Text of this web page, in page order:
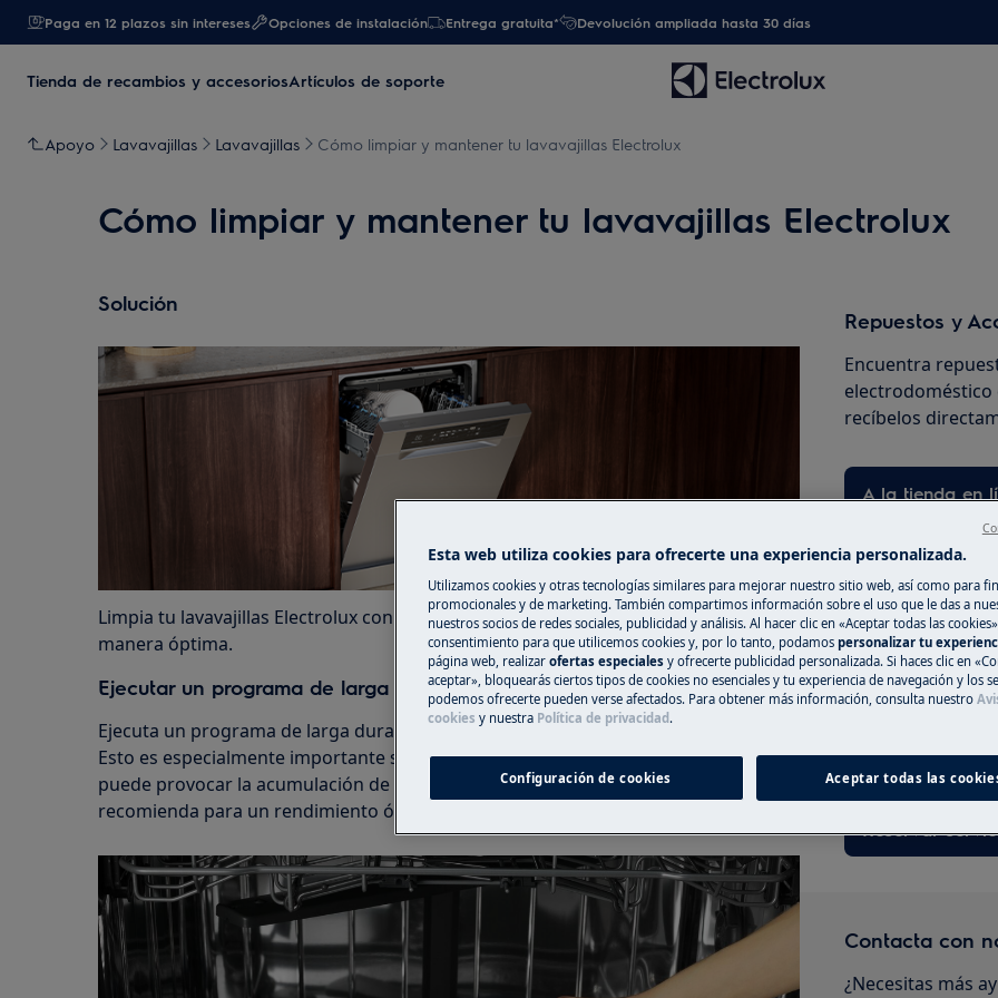
Paga en 12 plazos sin intereses Opciones de instalación Entrega gratuita* Devolución ampliada hasta 30 días
Tienda de recambios y accesoriosArtículos de soporte
Apoyo Lavavajillas Lavavajillas Cómo limpiar y mantener tu lavavajillas Electrolux
Cómo limpiar y mantener tu lavavajillas Electrolux
Solución
Limpia tu lavavajillas Electrolux con regularidad para que siga funcionando de
manera óptima.
Ejecutar un programa de larga duración
Ejecuta un programa de larga duración dos veces al mes con el lavavajillas vacío.
Esto es especialmente importante si utilizas a menudo programas cortos, ya que
puede provocar la acumulación de grasa y cal en el lavavajillas.Clean and Care
recomienda para un rendimiento óptimo.
Repuestos y
Encuentra
recíbelos
A la tienda en
Registra online
Si no encuentras
registrar online
reparar tu
tener costes
naturaleza de la
Reservar
Contacta con
¿Necesitas más
Esta web utiliza cookies para ofrecerte una experiencia personalizada.
Utilizamos cookies y otras tecnologías similares para mejorar nuestro sitio web, así como para
promocionales y de marketing. También compartimos información sobre el uso que le das a
nuestros socios de redes sociales, publicidad y análisis. Al hacer clic en «Aceptar todas las
consentimiento para que utilicemos cookies y, por lo tanto, podamos personalizar tu
página web, realizar ofertas especiales y ofrecerte publicidad personalizada. Si haces clic en
aceptar», bloquearás ciertos tipos de cookies no esenciales y tu experiencia de navegación y los
podemos ofrecerte pueden verse afectados. Para obtener más información, consulta nuestro
cookies y nuestra Política de privacidad .
Configuración de cookies Aceptar todas las